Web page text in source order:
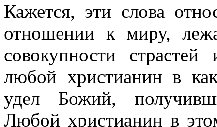
Кажется, эти слова
отношении к миру,
совокупности
любой христианин в
удел Божий,
Любой христианин в